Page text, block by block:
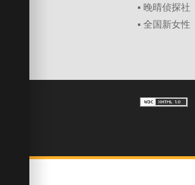
▪ 晚晴侦探社
▪ 全国新女性